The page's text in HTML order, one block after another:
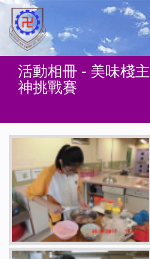
活動相冊 - 美味棧
神挑戰賽